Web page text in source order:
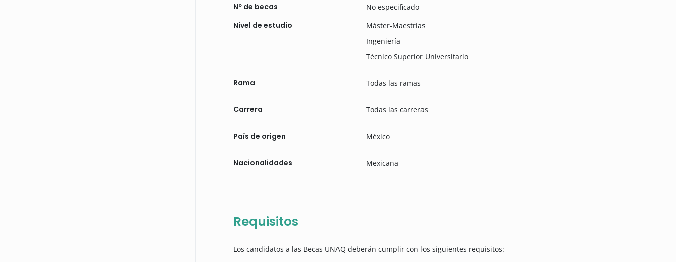
Nº de becas No especificado
Nivel de estudio
Máster-Maestrías
Ingeniería
Técnico Superior Universitario
Rama Todas las ramas
Carrera Todas las carreras
País de origen México
Nacionalidades Mexicana
Requisitos
Los candidatos a las Becas UNAQ deberán cumplir con los siguientes requisitos: